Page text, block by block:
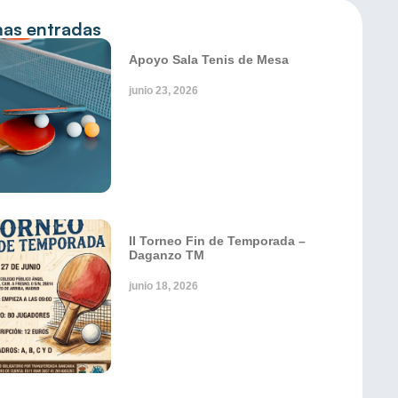
entradas
Apoyo Sala Tenis de Mesa
junio 23, 2026
II Torneo Fin de Temporada –
Daganzo TM
junio 18, 2026